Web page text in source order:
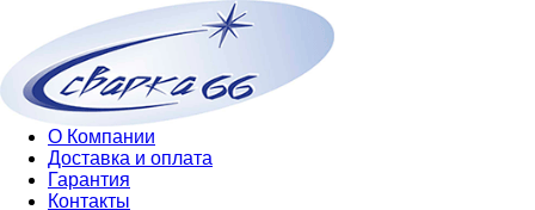
О Компании
Доставка и оплата
Гарантия
Контакты